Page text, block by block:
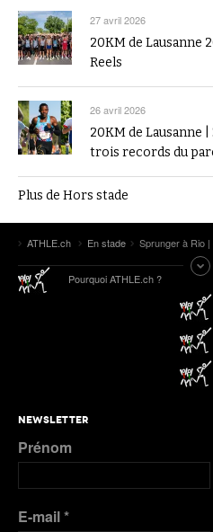
27 avril 2026
20KM de Lausanne
Reels
26 avril 2026
20KM de Lausanne
trois records du
Plus de Hors stade
ATHLE.ch En stade Sprunger à Rio
Pourquoi ATHLE.ch ?
NEWSLETTER
Prénom
E-mail*